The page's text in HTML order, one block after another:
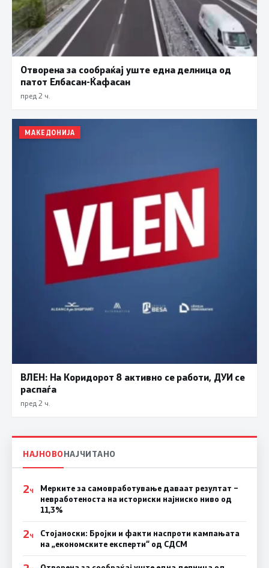
Отворена за сообраќај уште една делница од
патот Елбасан-Ќафасан
пред 2 ч.
МАКЕДОНИЈА
ВЛЕН: На Коридорот 8 активно се работи, ДУИ се
распаѓа
пред 2 ч.
НАЈНОВОНАЈЧИТАНО
2Ч
Мерките за самовработување даваат резултат –
невработеноста на историски најниско ниво од
11,3%
2Ч
Стојаноски: Бројки и факти наспроти кампањата
на „економските експерти“ од СДСM